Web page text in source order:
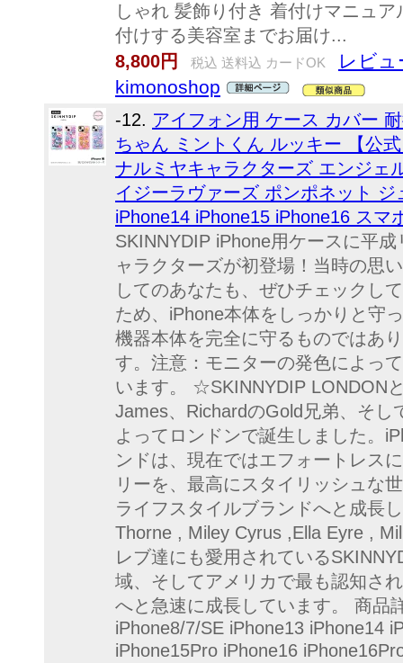
しゃれ 髪飾り付き 着付けマニュ
付けする美容室までお届け...
8,800円
税込 送料込 カードOK
レビュ
kimonoshop
-12. アイフォン用 ケース カバー
ちゃん ミントくん ルッキー 【公
ナルミヤキャラクターズ エンジェ
イジーラヴァーズ ポンポネット
iPhone14 iPhone15 iPhone16 スマ
SKINNYDIP iPhone用ケースに平
ャラクターズが初登場！当時の思
してのあなたも、ぜひチェックし
ため、iPhone本体をしっかりと守
機器本体を完全に守るものではあ
す。注意：モニターの発色によっ
います。 ☆SKINNYDIP LONDON
James、RichardのGold兄弟、そし
よってロンドンで誕生しました。
ンドは、現在ではエフォートレス
リーを、最高にスタイリッシュな
ライフスタイルブランドへと成長
Thorne , Miley Cyrus ,Ella Eyre ,
レブ達にも愛用されている
域、そしてアメリカで最も認知さ
へと急速に成長しています。 商品
iPhone8/7/SE iPhone13 iPhone14
iPhone15Pro iPhone16